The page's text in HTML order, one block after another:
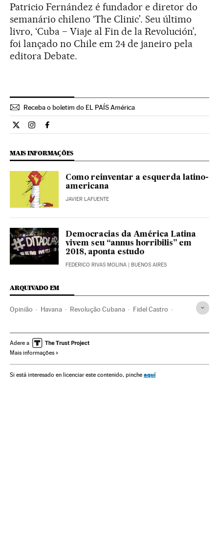
Patricio Fernández é fundador e diretor do
semanário chileno ‘The Clinic’. Seu último
livro, ‘Cuba − Viaje al Fin de la Revolución’,
foi lançado no Chile em 24 de janeiro pela
editora Debate.
Receba o boletim do EL PAÍS América
Internacional El País Brasil en Twitter
Internacional El País Brasil en Instagram
Internacional El País Brasil en Facebook
MAIS INFORMAÇÕES
Como reinventar a esquerda latino-
americana
JAVIER LAFUENTE
Democracias da América Latina
vivem seu “annus horribilis” em
2018, aponta estudo
FEDERICO RIVAS MOLINA | BUENOS AIRES
ARQUIVADO EM
Opinião Havana Revolução Cubana Fidel Castro
Venezuela Socialismo Comunismo
Embargo comercial
Estados Unidos América do Norte
Adere a
Mais informações
Si está interesado en licenciar este contenido, pinche aquí